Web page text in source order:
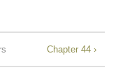
Chapter 44 ›